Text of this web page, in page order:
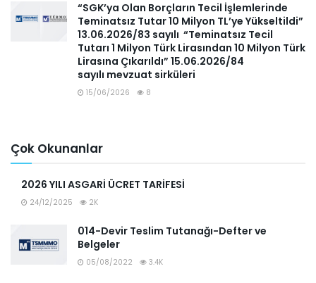
“SGK’ya Olan Borçların Tecil İşlemlerinde
Teminatsız Tutar 10 Milyon TL’ye Yükseltildi”
13.06.2026/83 sayılı “Teminatsız Tecil
Tutarı 1 Milyon Türk Lirasından 10 Milyon Türk
Lirasına Çıkarıldı” 15.06.2026/84
sayılı mevzuat sirküleri
15/06/2026 8
Çok Okunanlar
2026 YILI ASGARİ ÜCRET TARİFESİ
24/12/2025 2K
014-Devir Teslim Tutanağı-Defter ve
Belgeler
05/08/2022 3.4K